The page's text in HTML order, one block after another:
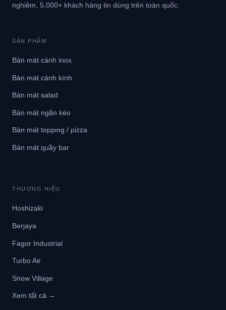
nghiệm, 5.000+ khách hàng tin dùng trên toàn quốc.
SẢN PHẨM
Bàn mát cánh inox
Bàn mát cánh kính
Bàn mát salad
Bàn mát ngăn kéo
Bàn mát topping / pizza
Bàn mát quầy bar
THƯƠNG HIỆU
Hoshizaki
Berjaya
Fagor Industrial
Turbo Air
Snow Village
Xem tất cả →